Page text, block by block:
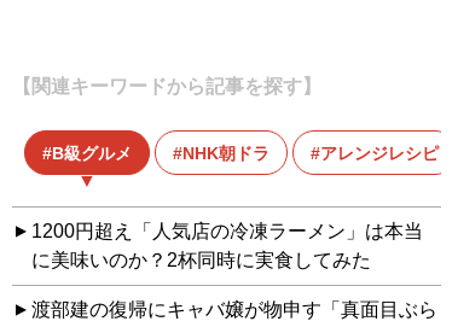
【関連キーワードから記事を探す】
B級グルメ NHK朝ドラ アレンジレシピ
1200円超え「人気店の冷凍ラーメン」は本当
に美味いのか？2杯同時に実食してみた
渡部建の復帰にキャバ嬢が物申す「真面目ぶら